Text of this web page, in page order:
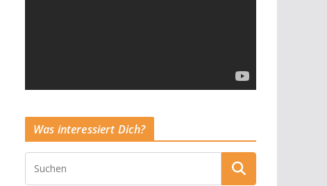
Was interessiert Dich?